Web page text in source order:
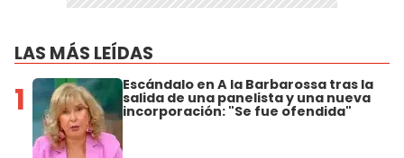
LAS MÁS LEÍDAS
1 Escándalo en A la Barbarossa tras la
salida de una panelista y una nueva
incorporación: "Se fue ofendida"